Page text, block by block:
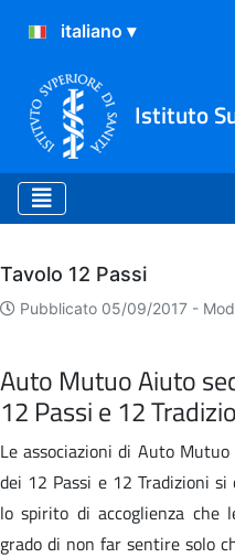
Istituto
Archivio
Tavolo 12 Passi
Pubblicato 05/09/2017 -
Auto Mutuo Aiuto
12 Passi e 12
Le associazioni di Auto
dei 12 Passi e 12 Tradizioni
lo spirito di accoglienza che
grado di non far sentire solo